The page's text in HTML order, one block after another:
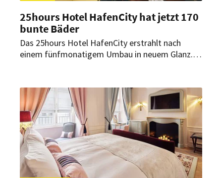
25hours Hotel HafenCity hat jetzt 170
bunte Bäder
Das 25hours Hotel HafenCity erstrahlt nach
einem fünfmonatigem Umbau in neuem Glanz.